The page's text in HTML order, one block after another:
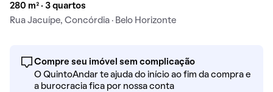
280 m² · 3 quartos
Rua Jacuípe, Concórdia · Belo Horizonte
Compre seu imóvel sem complicação
O QuintoAndar te ajuda do início ao fim da compra e
a burocracia fica por nossa conta